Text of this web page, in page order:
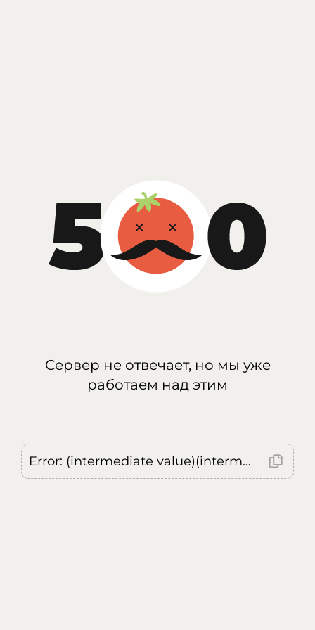
Сервер не отвечает, но мы уже
работаем над этим
Error: (intermediate value)(intermediate value)(intermediate value).replaceAll is not a function